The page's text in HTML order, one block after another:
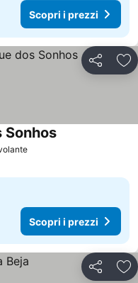
Scopri i prezzi
Condividi
Sonhos
Scopri i prezzi
Condividi